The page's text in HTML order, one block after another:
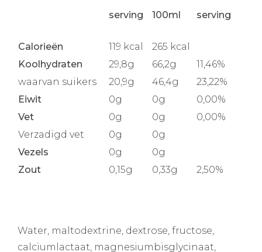
serving 100ml serving
Calorieën 119 kcal
265 kcal
Koolhydraten
29,8g 66,2g
11,46%
waarvan suikers
20,9g 46,4g
23,22%
Eiwit
0g 0g
0,00%
Vet
0g 0g
0,00%
Verzadigd vet
0g
0g
Vezels
0g
0g
Zout
0,15g 0,33g 2,50%
Water, maltodextrine, dextrose, fructose,
calciumlactaat, magnesiumbisglycinaat,